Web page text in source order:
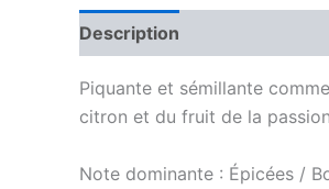
Description
Piquante et sémillante
citron et du fruit de la
Note dominante : Épicées /